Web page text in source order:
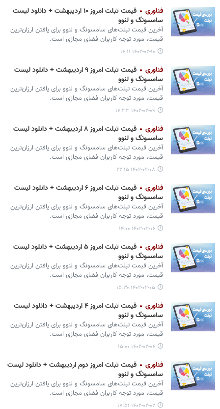
فناوری
قیمت تبلت امروز ۱۰ اردیبهشت + دانلود لیست
سامسونگ و لنوو
آخرین قیمت تبلت‌های سامسونگ و لنوو برای یافتن ارزان‌ترین
قیمت، مورد توجه کاربران فضای مجازی است.
۱۴۰۲-۰۲-۱۰ ۱۴:۱۱
فناوری
قیمت تبلت امروز ۹ اردیبهشت + دانلود لیست
سامسونگ و لنوو
آخرین قیمت تبلت‌های سامسونگ و لنوو برای یافتن ارزان‌ترین
قیمت، مورد توجه کاربران فضای مجازی است.
۱۴۰۲-۰۲-۰۹ ۱۴:۳۳
فناوری
قیمت تبلت امروز ۸ اردیبهشت + دانلود لیست
سامسونگ و لنوو
آخرین قیمت تبلت‌های سامسونگ و لنوو برای یافتن ارزان‌ترین
قیمت، مورد توجه کاربران فضای مجازی است.
۱۴۰۲-۰۲-۰۸ ۲۲:۱۵
فناوری
قیمت تبلت امروز ۶ اردیبهشت + دانلود لیست
سامسونگ و لنوو
آخرین قیمت تبلت‌های سامسونگ و لنوو برای یافتن ارزان‌ترین
قیمت، مورد توجه کاربران فضای مجازی است.
۱۴۰۲-۰۲-۰۶ ۱۴:۰۰
فناوری
قیمت تبلت امروز ۵ اردیبهشت + دانلود لیست
سامسونگ و لنوو
آخرین قیمت تبلت‌های سامسونگ و لنوو برای یافتن ارزان‌ترین
قیمت، مورد توجه کاربران فضای مجازی است.
۱۴۰۲-۰۲-۰۵ ۱۵:۳۰
فناوری
قیمت تبلت امروز ۴ اردیبهشت + دانلود لیست
سامسونگ و لنوو
آخرین قیمت تبلت‌های سامسونگ و لنوو برای یافتن ارزان‌ترین
قیمت، مورد توجه کاربران فضای مجازی است.
۱۴۰۲-۰۲-۰۴ ۱۵:۰۰
فناوری
قیمت تبلت امروز دوم اردیبهشت + دانلود لیست
سامسونگ و لنوو
آخرین قیمت تبلت‌های سامسونگ و لنوو برای یافتن ارزان‌ترین
قیمت، مورد توجه کاربران فضای مجازی است.
۱۴۰۲-۰۲-۰۲ ۱۷:۵۱